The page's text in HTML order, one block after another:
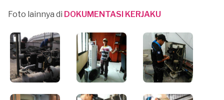
Foto lainnya di DOKUMENTASI KERJAKU